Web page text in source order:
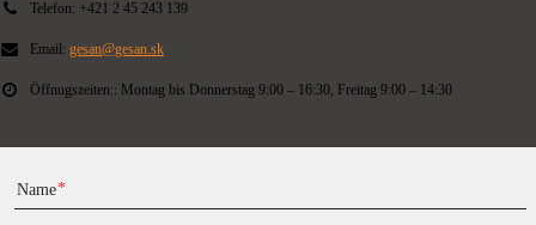
Telefon: +421 2 45 243 139
Email: gesan@gesan.sk
Öffnugszeiten:: Montag bis Donnerstag 9:00 – 16:30, Freitag 9:00 – 14:30
Name